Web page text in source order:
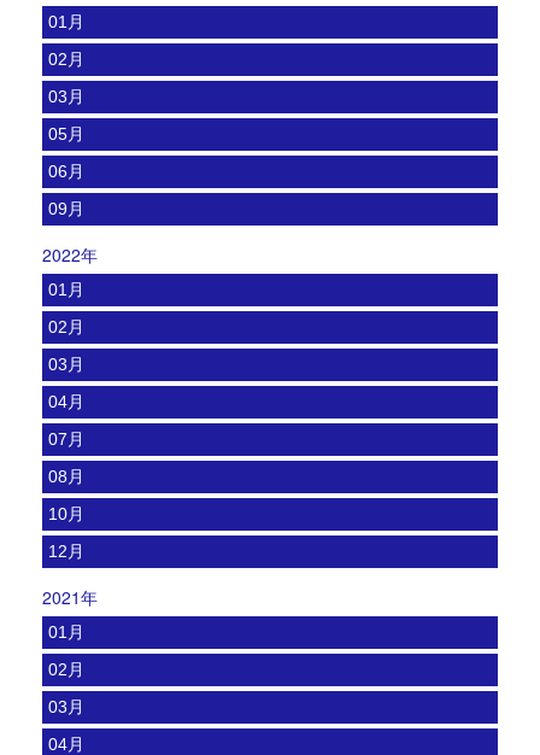
01月
02月
03月
05月
06月
09月
2022年
01月
02月
03月
04月
07月
08月
10月
12月
2021年
01月
02月
03月
04月